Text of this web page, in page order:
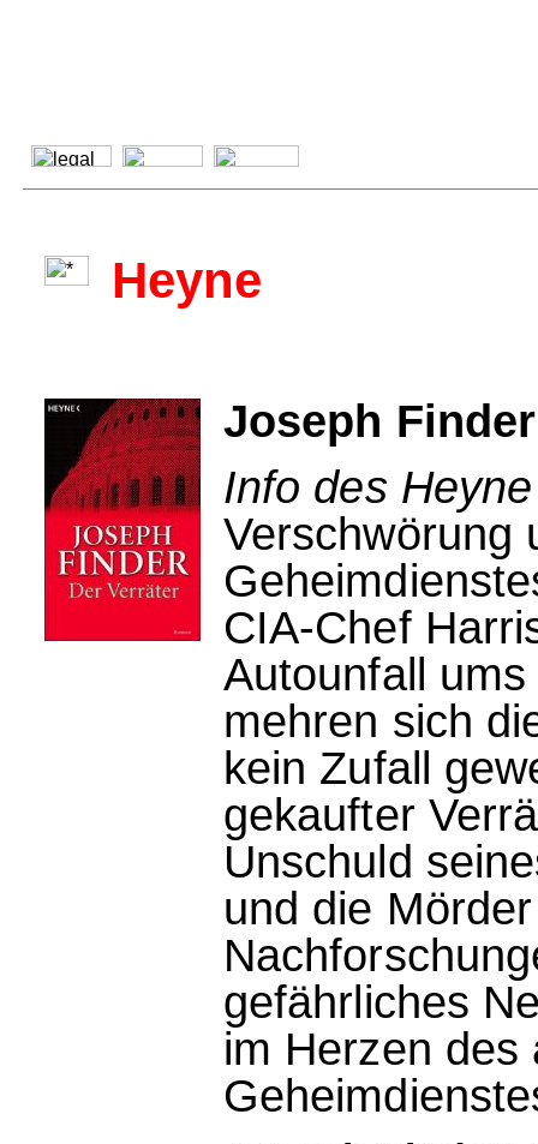
Heyne
Joseph
Info des
Verschwörung
CIA-Chef
Autounfall
mehren sich
kein Zufall
gekaufter
Unschuld
und die
gefährliches
im Herzen des